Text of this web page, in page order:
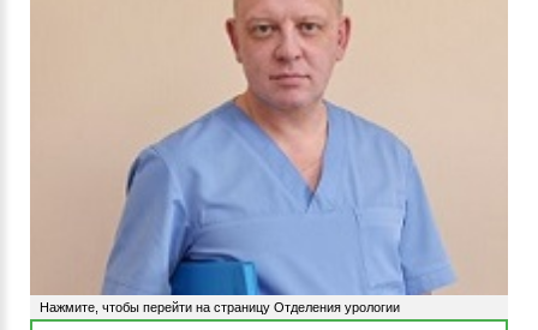
Нажмите, чтобы перейти на страницу Отделения урологии